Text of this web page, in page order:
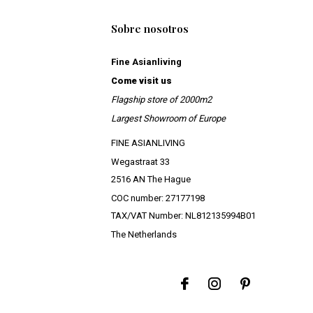
Sobre nosotros
Fine Asianliving
Come visit us
Flagship store of 2000m2
Largest Showroom of Europe
FINE ASIANLIVING
Wegastraat 33
2516 AN The Hague
COC number: 27177198
TAX/VAT Number: NL812135994B01
The Netherlands